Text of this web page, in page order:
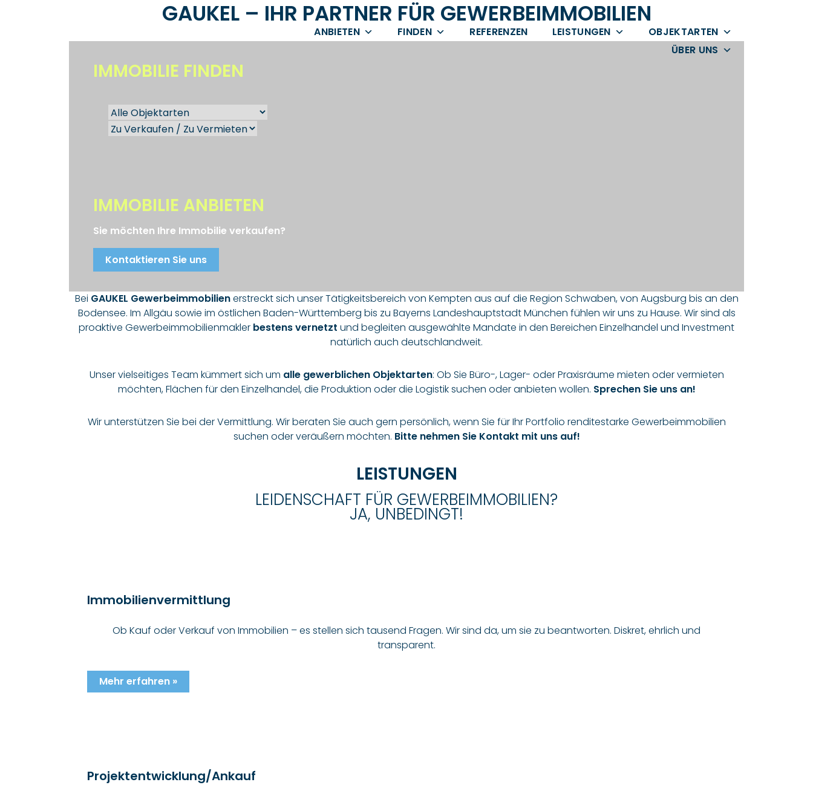
ANBIETEN FINDEN REFERENZEN LEISTUNGEN
OBJEKTARTEN
ÜBER UNS
GAUKEL – IHR PARTNER FÜR GEWERBEIMMOBILIEN
IMMOBILIE FINDEN
IMMOBILIE ANBIETEN
Sie möchten Ihre Immobilie verkaufen?
Kontaktieren Sie uns
Bei GAUKEL Gewerbeimmobilienerstreckt sich unser Tätigkeitsbereich von Kempten aus auf die Region Schwaben, von Augsburg bis an den
Bodensee. Im Allgäu sowie im östlichen Baden-Württemberg bis zu Bayerns Landeshauptstadt München fühlen wir uns zu Hause. Wir sind als
proaktive Gewerbeimmobilienmakler bestens vernetzt und begleiten ausgewählte Mandate in den Bereichen Einzelhandel und Investment
natürlich auch deutschlandweit.
Unser vielseitiges Team kümmert sich um alle gewerblichen Objektarten: Ob Sie Büro-, Lager- oder Praxisräume mieten oder vermieten
möchten, Flächen für den Einzelhandel, die Produktion oder die Logistik suchen oder anbieten wollen. Sprechen Sie uns an!
Wir unterstützen Sie bei der Vermittlung. Wir beraten Sie auch gern persönlich, wenn Sie für Ihr Portfolio renditestarke Gewerbeimmobilien
suchen oder veräußern möchten. Bitte nehmen Sie Kontakt mit uns auf!
LEISTUNGEN
LEIDENSCHAFT FÜR GEWERBEIMMOBILIEN?
JA, UNBEDINGT!
Immobilienvermittlung
Ob Kauf oder Verkauf von Immobilien – es stellen sich tausend Fragen. Wir sind da, um sie zu beantworten. Diskret, ehrlich und
transparent.
Mehr erfahren »
Projektentwicklung/Ankauf